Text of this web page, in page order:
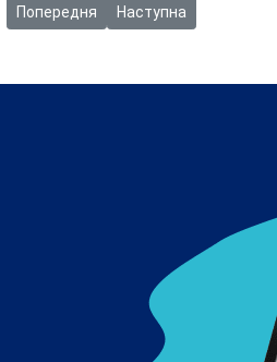
Попередня стаття: Відео:
Попередня Наступна стаття:
Наступна